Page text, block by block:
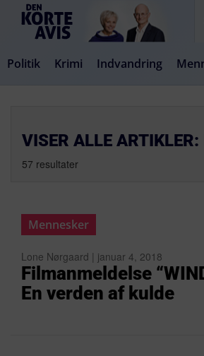
Politik Krimi Indvandring
VISER ALLE
57 resultater
Mennesker
Lone Nørgaard | januar 4, 2018
Filmanmeldelse
En verden af kulde